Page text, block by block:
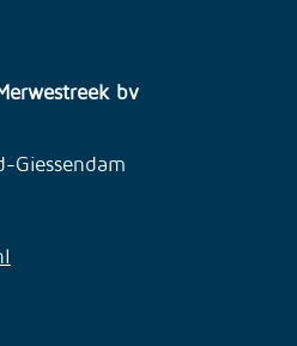
bv
Giessendam